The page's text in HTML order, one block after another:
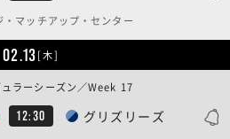
・マッチアップ・センター
02.13[木]
12:30 グリズリーズ
ーシーズン／Week 17